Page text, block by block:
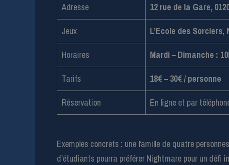
Adresse
12 rue de la Gare,
Jeux
L’Ecole des Sorciers,
Horaires
Mardi – Dimanche :
Tarifs
18€ – 30€ / personne
Réservation
En ligne et par
Exemples concrets : une famille de quatre
d’étudiants pourra préférer Nightmare pour un défi